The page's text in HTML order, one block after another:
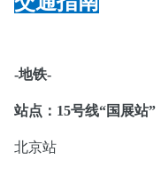
-地铁-
站点：15号线“国展站”
北京站